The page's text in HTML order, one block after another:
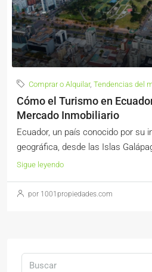
Comprar o Alquilar, Tendencias del
Cómo el Turismo en
Mercado Inmobiliario
Ecuador, un país conocido por su
geográfica, desde las Islas
Sigue leyendo
por 1001propiedades.com